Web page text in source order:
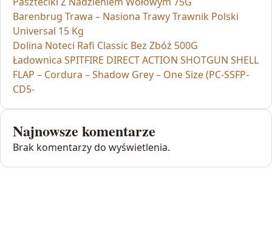
Barenbrug Trawa – Nasiona Trawy Trawnik Polski
Universal 15 Kg
Dolina Noteci Rafi Classic Bez Zbóż 500G
Ładownica SPITFIRE DIRECT ACTION SHOTGUN SHELL
FLAP – Cordura – Shadow Grey – One Size (PC-SSFP-
CD5-
Najnowsze komentarze
Brak komentarzy do wyświetlenia.